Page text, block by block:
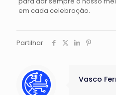
em cada celebração.
Partilhar
Vasco